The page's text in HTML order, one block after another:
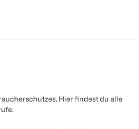
Hier findest du alle